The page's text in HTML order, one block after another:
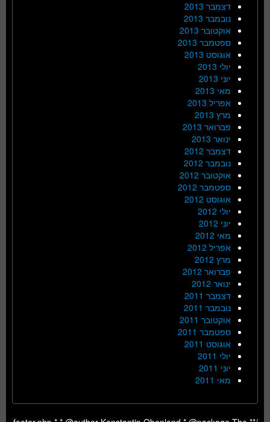
דצמבר 2013
נובמבר 2013
אוקטובר 2013
ספטמבר 2013
אוגוסט 2013
יולי 2013
יוני 2013
מאי 2013
אפריל 2013
מרץ 2013
פברואר 2013
ינואר 2013
דצמבר 2012
נובמבר 2012
אוקטובר 2012
ספטמבר 2012
אוגוסט 2012
יולי 2012
יוני 2012
מאי 2012
אפריל 2012
מרץ 2012
פברואר 2012
ינואר 2012
דצמבר 2011
נובמבר 2011
אוקטובר 2011
ספטמבר 2011
אוגוסט 2011
יולי 2011
יוני 2011
מאי 2011